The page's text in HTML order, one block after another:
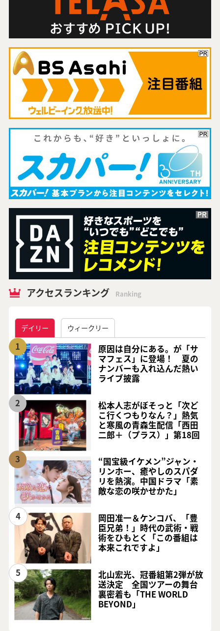
アクセスランキング Ranking
デイリー ウィークリー
1
原因は自分にある。が「サ
マフェス」に登場！ 夏の
ナンバーも入れ込んだ熱い
ライブ披露
2
松本人志がぼそっと「次ど
こ行くつもりなん？」熱気
と寒風の青森生配信「西田
二郎＋（プラス）」第18回
3
“国宝級イケメン”ジャン・
リンホー、癒やしのスパダ
リを熱演。中国ドラマ「素
敵な恋の咲かせかた」
4
岡田准一＆ケンコバ、「豊
臣兄弟！」時代の武術・戦
術をひもとく「この番組は
本来これですよ」
5
北山宏光、冠番組第2弾が放
送決定 全国ツアーの舞台
裏密着も「THE WORLD
BEYOND」